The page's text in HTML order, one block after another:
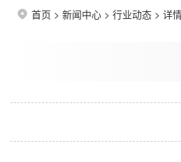
首页 > 新闻中心 > 行业动态 > 详